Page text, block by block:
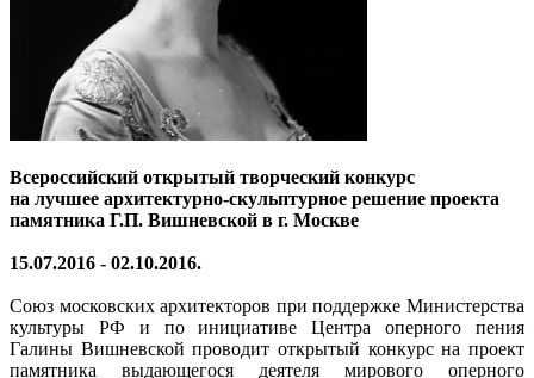
Всероссийский открытый творческий конкурс
на лучшее архитектурно-скульптурное решение проекта
памятника Г.П. Вишневской в г. Москве
15.07.2016 - 02.10.2016.
Союз московских архитекторов при поддержке Министерства
культуры РФ и по инициативе Центра оперного пения
Галины Вишневской проводит открытый конкурс на проект
памятника выдающегося деятеля мирового оперного